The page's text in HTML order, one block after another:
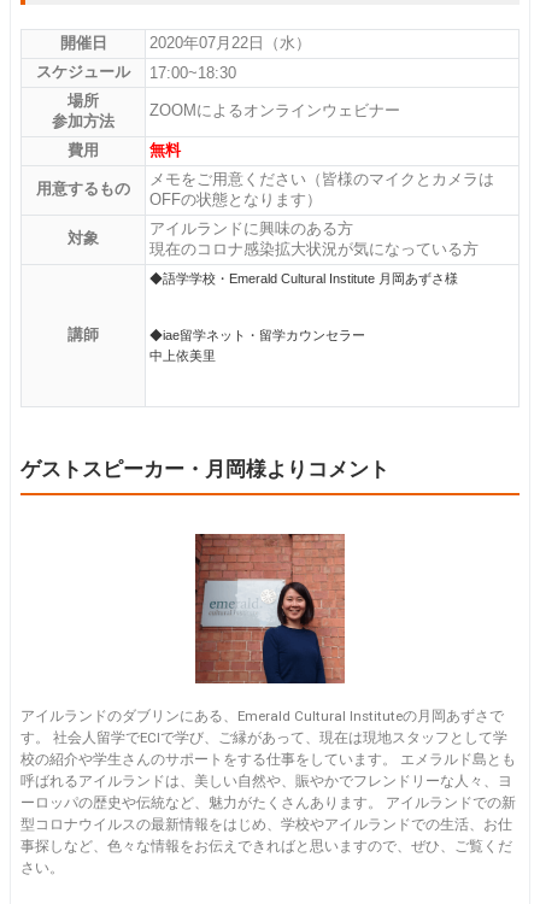
開催日
2020年07月22日（水）
スケジュール
17:00~18:30
場所
参加方法
ZOOMによるオンラインウェビナー
費用 無料
用意するもの
メモをご用意ください（皆様のマイクとカメラは
OFFの状態となります）
対象
アイルランドに興味のある方
現在のコロナ感染拡大状況が気になっている方
講師
◆語学学校・Emerald Cultural Institute 月岡あずさ様
◆iae留学ネット・留学カウンセラー
中上依美里
ゲストスピーカー・月岡様よりコメント
アイルランドのダブリンにある、Emerald Cultural Instituteの月岡あずさで
す。 社会人留学でECIで学び、ご縁があって、現在は現地スタッフとして学
校の紹介や学生さんのサポートをする仕事をしています。 エメラルド島とも
呼ばれるアイルランドは、美しい自然や、賑やかでフレンドリーな人々、ヨ
ーロッパの歴史や伝統など、魅力がたくさんあります。 アイルランドでの新
型コロナウイルスの最新情報をはじめ、学校やアイルランドでの生活、お仕
事探しなど、色々な情報をお伝えできればと思いますので、ぜひ、ご覧くだ
さい。